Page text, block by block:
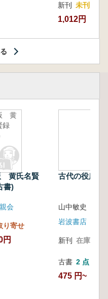
新刊 未刊
1,012円
黄
録
黄氏名賢
書)
会
り寄せ
円
古代の役所
岩波書店
新刊 在庫なし
古書 2 点
475 円~